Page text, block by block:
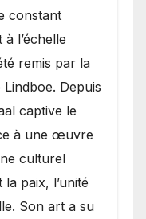
constant
l’échelle
remis par la
Lindboe. Depuis
captive le
à une œuvre
culturel
paix, l’unité
Son art a su